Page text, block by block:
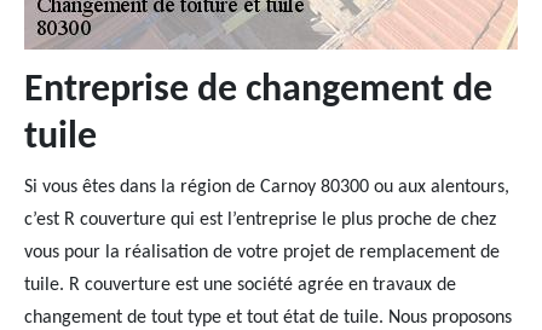
Entreprise de changement de
tuile
Si vous êtes dans la région de Carnoy 80300 ou aux alentours,
c’est R couverture qui est l’entreprise le plus proche de chez
vous pour la réalisation de votre projet de remplacement de
tuile. R couverture est une société agrée en travaux de
changement de tout type et tout état de tuile. Nous proposons